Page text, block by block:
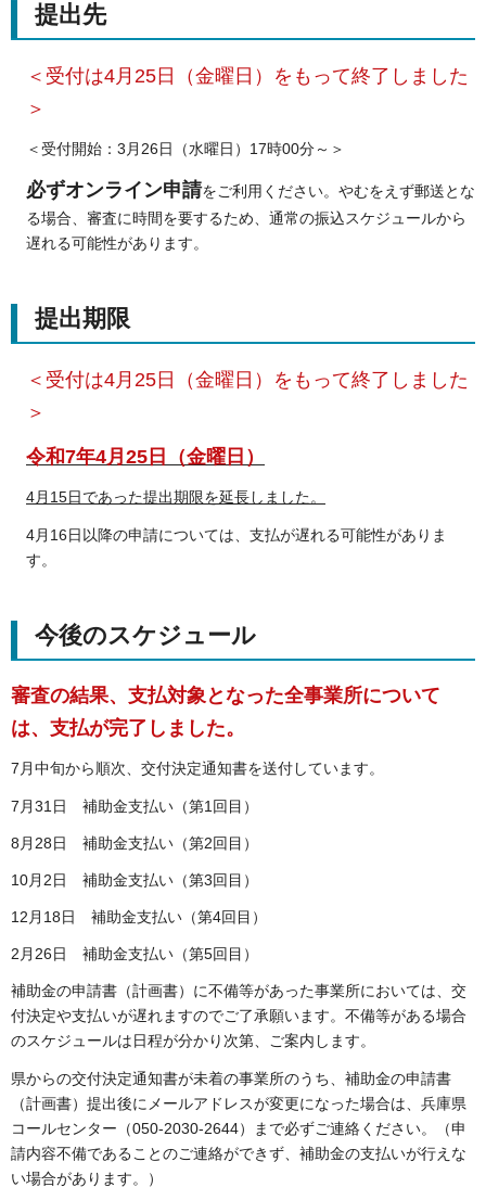
提出先
＜受付は4月25日（金曜日）をもって終了しました
＞
＜受付開始：3月26日（水曜日）17時00分～＞
必ずオンライン申請をご利用ください。やむをえず郵送とな
る場合、審査に時間を要するため、通常の振込スケジュールから
遅れる可能性があります。
提出期限
＜受付は4月25日（金曜日）をもって終了しました
＞
令和7年4月25日（金曜日）
4月15日であった提出期限を延長しました。
4月16日以降の申請については、支払が遅れる可能性がありま
す。
今後のスケジュール
審査の結果、支払対象となった全事業所について
は、支払が完了しました。
7月中旬から順次、交付決定通知書を送付しています。
7月31日 補助金支払い（第1回目）
8月28日 補助金支払い（第2回目）
10月2日 補助金支払い（第3回目）
12月18日 補助金支払い（第4回目）
2月26日 補助金支払い（第5回目）
補助金の申請書（計画書）に不備等があった事業所においては、交
付決定や支払いが遅れますのでご了承願います。不備等がある場合
のスケジュールは日程が分かり次第、ご案内します。
県からの交付決定通知書が未着の事業所のうち、補助金の申請書
（計画書）提出後にメールアドレスが変更になった場合は、兵庫県
コールセンター（050-2030-2644）まで必ずご連絡ください。（申
請内容不備であることのご連絡ができず、補助金の支払いが行えな
い場合があります。）